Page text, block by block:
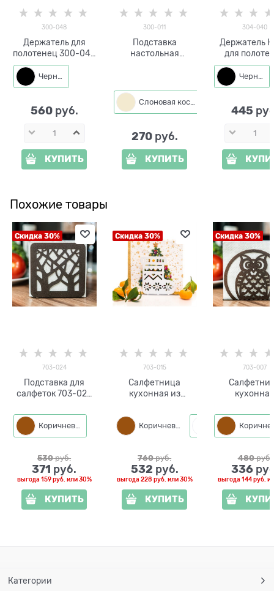
300-048
Держатель для
полотенец 300-048
кухонный
настольный
Черный
560 руб.
КУПИТЬ
300-011
Подставка
настольная
Слоновая кость
270 руб.
КУПИТЬ
304-040
Держатель
для
Черный
445
Похожие товары
Скидка 30%
703-024
Подставка для
салфеток 703-024
Коричневый
530 руб.
371 руб.
выгода 159 руб. или30%
КУПИТЬ
Скидка 30%
703-015
Салфетница
кухонная из
Коричневый
760 руб.
532 руб.
выгода 228 руб. или30%
КУПИТЬ
Скидка 30%
703-007
Сова
480 руб.
336
выгода 144 руб.
Категории